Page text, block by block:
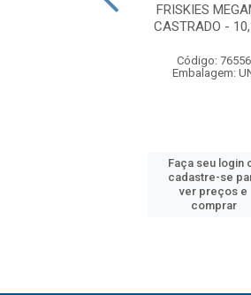
FRISKIES
CASTRADO -
Código: 76556
Embalagem:
Faça seu login
cadastre-se
ver preços e
comprar